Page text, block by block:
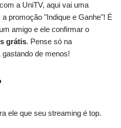
a UniTV, aqui vai uma
promoção "Indique e Ganhe"! É
amigo e ele confirmar o
grátis. Pense só na
de menos!
ele que seu streaming é top.